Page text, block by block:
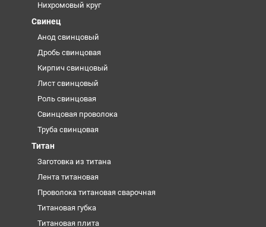
Нихромовый круг
Свинец
Анод свинцовый
Дробь свинцовая
Кирпич свинцовый
Лист свинцовый
Роль свинцовая
Свинцовая проволока
Труба свинцовая
Титан
Заготовка из титана
Лента титановая
Проволока титановая сварочная
Титановая губка
Титановая плита